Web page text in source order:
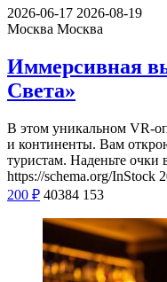
2026-06-17 2026-08-19
Москва Москва
Иммерсивная
Света»
В этом уникальном VR-
и континенты. Вам
туристам. Наденьте
https://schema.org/InStock
200 ₽ 40384 153